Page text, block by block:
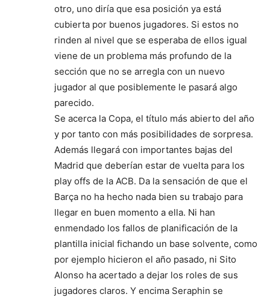
otro, uno diría que esa posición ya está
cubierta por buenos jugadores. Si estos no
rinden al nivel que se esperaba de ellos igual
viene de un problema más profundo de la
sección que no se arregla con un nuevo
jugador al que posiblemente le pasará algo
parecido.
Se acerca la Copa, el título más abierto del año
y por tanto con más posibilidades de sorpresa.
Además llegará con importantes bajas del
Madrid que deberían estar de vuelta para los
play offs de la ACB. Da la sensación de que el
Barça no ha hecho nada bien su trabajo para
llegar en buen momento a ella. Ni han
enmendado los fallos de planificación de la
plantilla inicial fichando un base solvente, como
por ejemplo hicieron el año pasado, ni Sito
Alonso ha acertado a dejar los roles de sus
jugadores claros. Y encima Seraphin se